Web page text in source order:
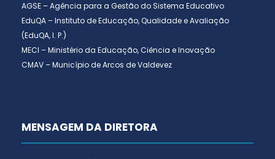
AGSE – Agência para a Gestão do Sistema Educativo
EduQA – Instituto de Educação, Qualidade e Avaliação
(EduQA, I. P.)
MECI – Ministério da Educação, Ciência e Inovação
CMAV – Município de Arcos de Valdevez
MENSAGEM DA DIRETORA